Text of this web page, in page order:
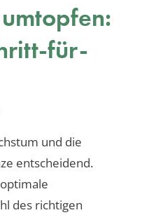
für-
und die
entscheidend.
des richtigen